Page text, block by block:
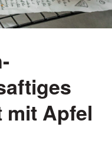
mit Apfel